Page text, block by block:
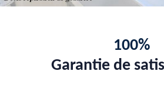
100%
Garantie de